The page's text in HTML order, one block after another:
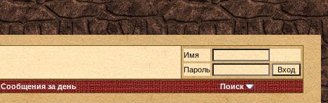
Имя
Пароль
Сообщения за день Поиск